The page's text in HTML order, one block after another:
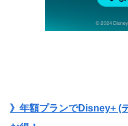
》年額プランでDisney+ (